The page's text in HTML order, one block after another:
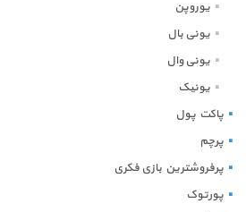
یوروپن
یونی بال
یونی وال
یونیک
پاکت پول
پرچم
پرفروشترین بازی فکری
پورتوک